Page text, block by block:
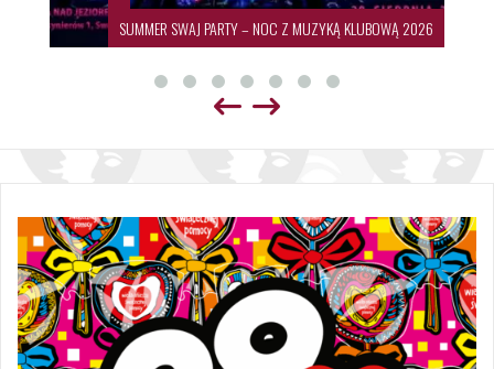
SUMMER SWAJ PARTY – NOC Z MUZYKĄ KLUBOWĄ 2026